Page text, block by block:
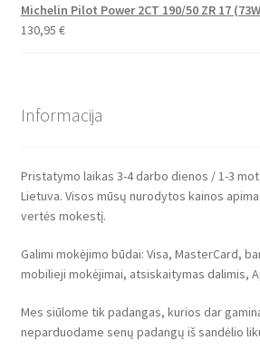
Michelin Pilot Power 2CT 190/50 ZR 17
130,95 €
Informacija
Pristatymo laikas 3-4 darbo dienos / 1-3
Lietuva. Visos mūsų nurodytos kainos
vertės mokestį.
Galimi mokėjimo būdai: Visa, MasterCard,
mobilieji mokėjimai, atsiskaitymas dalimis,
Mes siūlome tik padangas, kurios dar
neparduodame senų padangų iš sandėlio